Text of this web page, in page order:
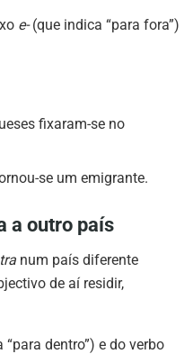
e-(que indica “para fora”)
fixaram-se no
se um emigrante.
a outro país
num país diferente
de aí residir,
dentro”) e do verbo